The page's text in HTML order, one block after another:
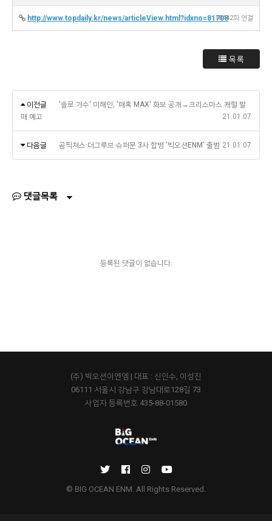
http://www.topdaily.kr/news/articleView.html?idxno=8170818442회 연결
목록
이전글
'솔로 가수' 이해인, '매혹 MAX' 화보 공개→크리스마스 캐럴 발
매 예고
21.01.07
다음글 곰픽쳐스·더그루브·슈퍼문 3사 합병 '빅오션ENM' 출범 21.01.07
댓글목록
등록된 댓글이 없습니다.
(주) 빅오션이엔엠 | 대표 : 신인수, 이성진
06111 서울시 강남구 강남대로128길 73
사업자 등록번호 435-88-01580
© BIG OCEAN ENM. All Rights Reserved.